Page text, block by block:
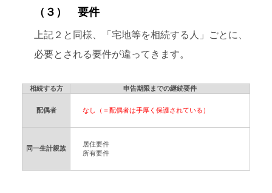
（３） 要件
上記２と同様、「宅地等を相続する人」ごとに、
必要とされる要件が違ってきます。
相続する方 申告期限までの継続要件
配偶者 なし（＝配偶者は手厚く保護されている）
同一生計親族
居住要件
所有要件